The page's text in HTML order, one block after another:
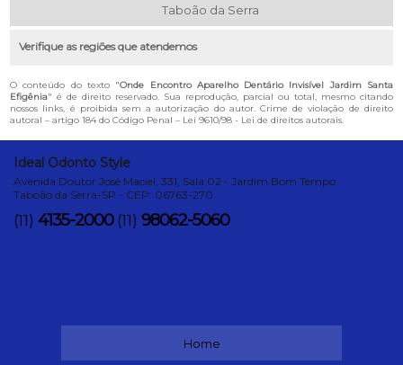
Taboão da Serra
Verifique as regiões que atendemos
O conteúdo do texto "Onde Encontro Aparelho Dentário Invisível Jardim Santa
Efigênia" é de direito reservado. Sua reprodução, parcial ou total, mesmo citando
nossos links, é proibida sem a autorização do autor. Crime de violação de direito
autoral – artigo 184 do Código Penal – Lei 9610/98 - Lei de direitos autorais
Ideal Odonto Style
Avenida Doutor José Maciel, 331, Sala 02 - Jardim Bom Tempo
Taboão da Serra-SP - CEP: 06763-270
(11) 4135-2000 (11) 98062-5060
Home